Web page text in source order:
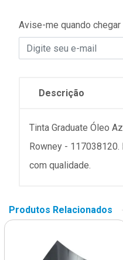
Avise-me quando chegar
Descrição
Tinta Graduate Óleo
Rowney -
com qualidade.
Produtos Relacionados